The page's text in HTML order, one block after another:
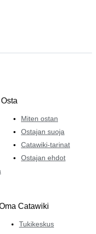
Osta
Miten ostan
Ostajan suoja
Catawiki-tarinat
Ostajan ehdot
Catawiki
Tukikeskus